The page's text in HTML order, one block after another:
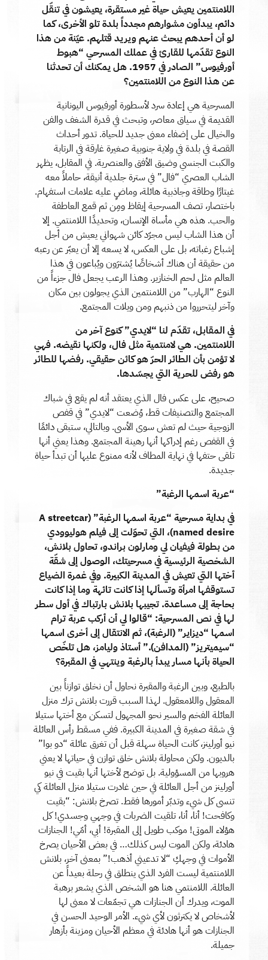
اللامنتمين يعيش حياة غير مستقرة، يعيشون في تنقّل
دائم، يبدأون مشوارهم مجدداً بلدة تلو الأخرى، كما
لو أن أحدهم يبحث عنهم ويريد قتلهم. عيّنة من هذا
النوع تقدّمها للقارئ في عملك المسرحي “هبوط
أورفيوس” الصادر في 1957. هل يمكنك أن تحدثنا
عن هذا النوع من اللامنتمين؟
المسرحية هي إعادة سرد لأسطورة أورفيوس اليونانية
القديمة في سياق معاصر، وتبحث في قدرة الشغف والفن
والخيال على إضفاء معنى جديد للحياة. تدور أحداث
القصة في بلدة في ولاية جنوبية صغيرة غارقة في الرتابة
والكبت الجنسي وضيق الأفق والعنصرية. في المقابل، يظهر
الشاب العصري “فال” في سترة جلدية أنيقة، حاملاً معه
غيتارًا وطاقة وجاذبية هائلة، وماضٍ عليه علامات استفهام.
باختصار، تصف المسرحية إيقاظ ومِن ثم قمع العاطفة
والحب. هذه هي مأساة الإنسان، وتحديدًا اللامنتمي. إلا
أن هذا الشاب ليس مجرّد كائن شهواني يعيش من أجل
إشباع رغباته، بل على العكس، لا يسعه إلا أن يعبّر عن رعبه
من حقيقة أن هناك أشخاصًا يُشترَون ويُباعون في هذا
العالم مثل لحم الخنازير. وهذا الرعب يجعل فال جزءاً من
النوع “الهارب” من اللامنتمين الذي يجولون بين مكان
وآخر ليتحرروا من ذنبهم ومن ويلات المجتمع.
في المقابل، تقدّم لنا “لايدي” كنوع آخر من
اللامنتمين. هي لامنتمية مثل فال، ولكنها نقيضه. فهي
لا تؤمن بأن الطائر الحرّ هو كائن حقيقي. رفضها للطائر
هو رفض للحرية التي يجسّدها.
صحيح، على عكس فال الذي يعتقد أنه لم يقع في شباك
المجتمع والتصنيفات قط، وُضعت “لايدي” في قفص
الزوجية حيث لم تعش سوى الأسى. وبالتالي، ستبقى دائمًا
في القفص رغم إدراكها أنها رهينة المجتمع. وهذا يعني أنها
تلقى حتفها في نهاية المطاف لأنه ممنوع عليها أن تبدأ حياة
جديدة.
“عربة اسمها الرغبة”
في بداية مسرحية “عربة اسمها الرغبة” (A streetcar
named desire)، التي تحوّلت إلى فيلم هوليوودي
من بطولة فيفيان لي ومارلون براندو، تحاول بلانش،
الشخصية الرئيسية في مسرحيتك، الوصول إلى شقّة
أختها التي تعيش في المدينة الكبيرة. وفي غمرة الضياع
تستوقفها امرأة وتسألها إذا كانت تائهة وما إذا كانت
بحاجة إلى مساعدة. تجيبها بلانش بارتباك في أول سطر
لها في نص المسرحية: “قالوا لي أن أركب عربة ترام
اسمها “ديزاير” (الرغبة)، ثم الانتقال إلى أخرى اسمها
“سيميتريز” (المدافن).” أستاذ وليامز، هل تلخّص
الحياة بأنها مسار يبدأ بالرغبة وينتهي في المقبرة؟
بالطبع، وبين الرغبة والمقبرة نحاول أن نخلق توازناً بين
المعقول واللامعقول. لهذا السبب قررت بلانش ترك منزل
العائلة الفخم والسير نحو المجهول لتسكن مع أختها ستيلا
في شقة صغيرة في المدينة الكبيرة. ففي مسقط رأس العائلة
نيو أورلينز، كانت الحياة سهلة قبل أن تغرق عائلة “دو بوا”
بالديون. ولكن محاولة بلانش خلق توازن في حياتها لا يعني
هروبها من المسؤولية. بل توضح لأختها أنها بقيت في نيو
أورلينز من أجل العائلة في حين غادرت ستيلا منزل العائلة كي
تنسى كل شيء وتدبّر أمورها فقط. تصرخ بلانش: “بقيت
وكافحت! أنا، أنا، تلقيت الضربات في وجهي وجسدي! كل
هؤلاء الموتى! موكب طويل إلى المقبرة! أبي، أمّي! الجنازات
هادئة، ولكن الموت ليس كذلك… في بعض الأحيان يصرخ
الأموات في وجهكِ “لا تدعيني أذهب!” بمعنى آخر، بلانش
اللامنتمية ليست الفرد الذي ينطلق في رحلة بعيداً عن
العائلة. اللامنتمي هنا هو الشخص الذي يشعر برهبة
الموت، ويدرك أن الجنازات هي تجمّعات لا معنى لها
لأشخاص لا يكترثون لأي شيء. الأمر الوحيد الحسن في
الجنازات هو أنها هادئة في معظم الأحيان ومزينة بأزهار
جميلة.